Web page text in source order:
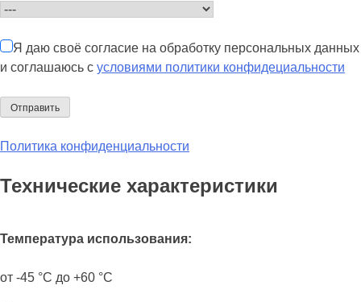
Я даю своё согласие на обработку персональных данных
и соглашаюсь с условиями политики конфидециальности
Политика конфиденциальности
Технические характеристики
Температура использования:
от -45 °C до +60 °C